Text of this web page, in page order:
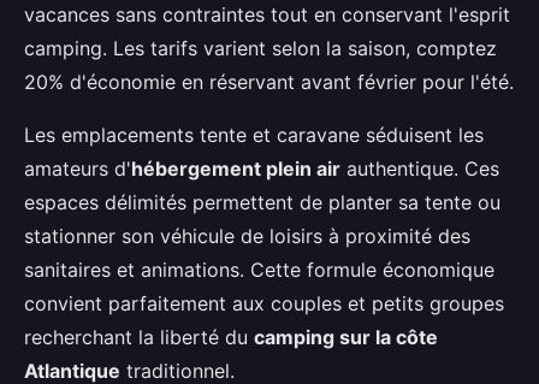
vacances sans contraintes tout en conservant l'esprit
camping. Les tarifs varient selon la saison, comptez
20% d'économie en réservant avant février pour l'été.
Les emplacements tente et caravane séduisent les
amateurs d'hébergement plein air authentique. Ces
espaces délimités permettent de planter sa tente ou
stationner son véhicule de loisirs à proximité des
sanitaires et animations. Cette formule économique
convient parfaitement aux couples et petits groupes
recherchant la liberté du camping sur la côte
Atlantique traditionnel.